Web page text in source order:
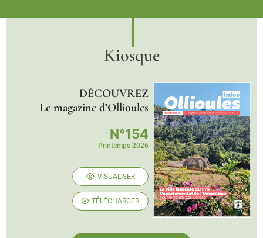
Kiosque
DÉCOUVREZ
Le magazine d’Ollioules
N°154
Printemps 2026
VISUALISER
TÉLÉCHARGER